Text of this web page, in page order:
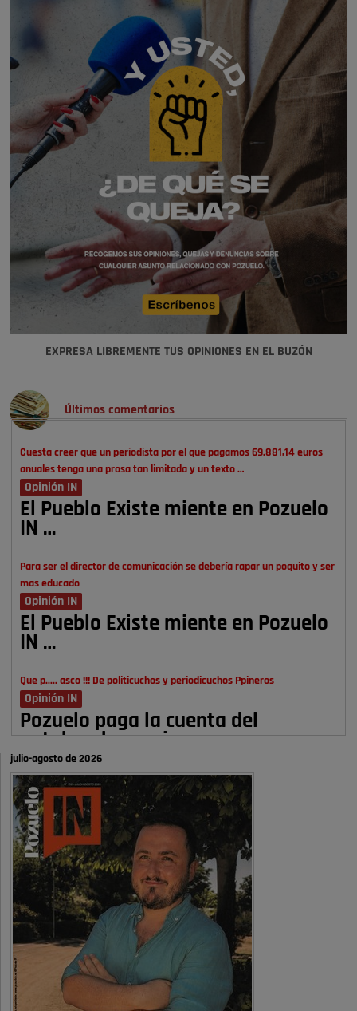
EXPRESA LIBREMENTE TUS OPINIONES EN EL BUZÓN
Últimos comentarios
Cuesta creer que un periodista por el que pagamos 69.881,14 euros
anuales tenga una prosa tan limitada y un texto …
Opinión IN
El Pueblo Existe miente en Pozuelo
IN …
Para ser el director de comunicación se debería rapar un poquito y ser
mas educado
Opinión IN
El Pueblo Existe miente en Pozuelo
IN …
Que p..... asco !!! De politicuchos y periodicuchos Ppineros
Opinión IN
Pozuelo paga la cuenta del
autobombo: casi …
Señora Alcaldesa Ud no ha vivido nunca en Pozuelo , pero yo si desde
hace más de 60 años , …
Pozuelo de Alarcón
Quejas por el deterioro de la
limpieza …
A ver si es posible que haya vivienda para familias con hijos y no
solamente jóvenes que no es tan …
Pozuelo de Alarcón
Pozuelo desbloquea
definitivamente Huerta Grande: las
obras …
julio-agosto de 2026